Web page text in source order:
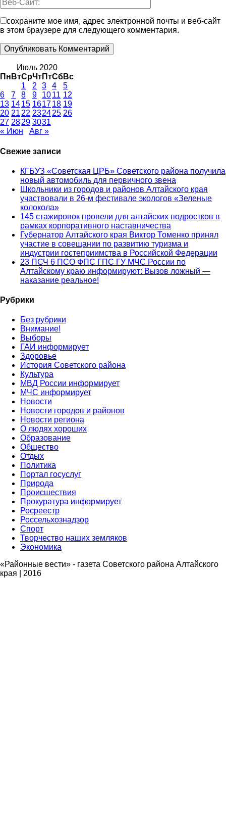
сохраните мое имя, адрес электронной почты и веб-сайт
в этом браузере для следующего комментария.
Июль 2020
Пн ВтСрЧтПтСбВс
1
2 3 4
5
6
7 8 9 1011 12
13 1415 161718 19
20 21 22 232425 26
27 2829 3031
« Июн
Авг »
Свежие записи
КГБУЗ «Советская ЦРБ» Советского района получила
новый автомобиль для первичного звена
Школьники из городов и районов Алтайского края
участвовали в 26-м фестивале экологов «Зеленые
колокола»
145 стажировок провели для алтайских подростков в
рамках корпоративного наставничества
Губернатор Алтайского края Виктор Томенко принял
участие в совещании по развитию туризма и
индустрии гостеприимства в Российской Федерации
23 ПСЧ 6 ПСО ФПС ГПС ГУ МЧС России по
Алтайскому краю информируют: Вызов ложный —
наказание реальное!
Рубрики
Без рубрики
Внимание!
Выборы
ГАИ информирует
Здоровье
История Советского района
Культура
МВД России информирует
МЧС информирует
Новости
Новости городов и районов
Новости региона
О людях хороших
Образование
Общество
Отдых
Политика
Портал госуслуг
Природа
Происшествия
Прокуратура информирует
Росреестр
Россельхознадзор
Спорт
Творчество наших земляков
Экономика
«Районные вести» - газета Советского района Алтайского
края | 2016